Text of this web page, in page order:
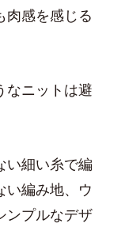
肉感を感じる
なニットは避
い細い糸で編
い編み地、ウ
ンプルなデザ